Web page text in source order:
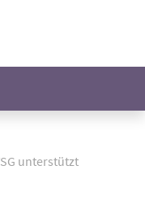
unterstützt